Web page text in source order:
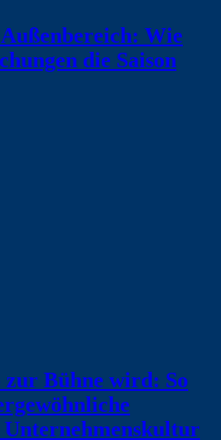
Wie
die Saison
zur Bühne wird: So
Unternehmenskultur